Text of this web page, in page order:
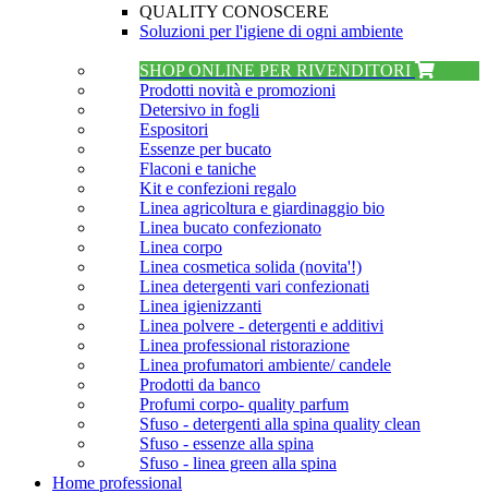
QUALITY CONOSCERE
Soluzioni per l'igiene di ogni ambiente
SHOP ONLINE PER RIVENDITORI
Prodotti novità e promozioni
Detersivo in fogli
Espositori
Essenze per bucato
Flaconi e taniche
Kit e confezioni regalo
Linea agricoltura e giardinaggio bio
Linea bucato confezionato
Linea corpo
Linea cosmetica solida (novita'!)
Linea detergenti vari confezionati
Linea igienizzanti
Linea polvere - detergenti e additivi
Linea professional ristorazione
Linea profumatori ambiente/ candele
Prodotti da banco
Profumi corpo- quality parfum
Sfuso - detergenti alla spina quality clean
Sfuso - essenze alla spina
Sfuso - linea green alla spina
Home professional